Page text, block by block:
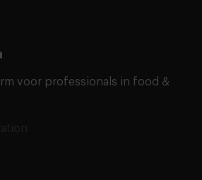
voor professionals in food &